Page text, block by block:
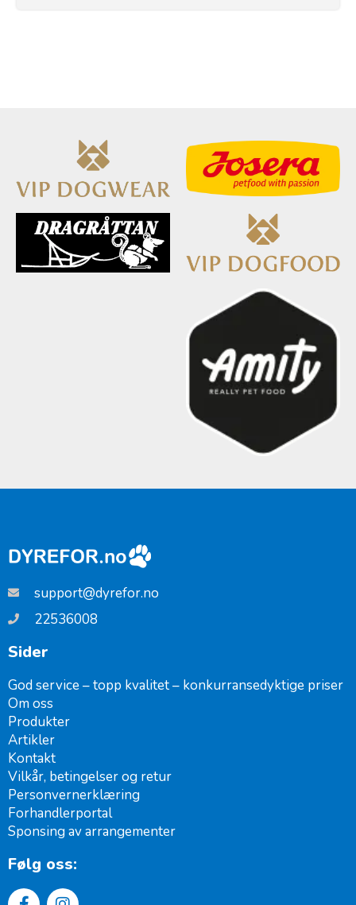
support@dyrefor.no
22536008
Sider
God service – topp kvalitet – konkurransedyktige priser
Om oss
Produkter
Artikler
Kontakt
Vilkår, betingelser og retur
Personvernerklæring
Forhandlerportal
Sponsing av arrangementer ​
Følg oss: